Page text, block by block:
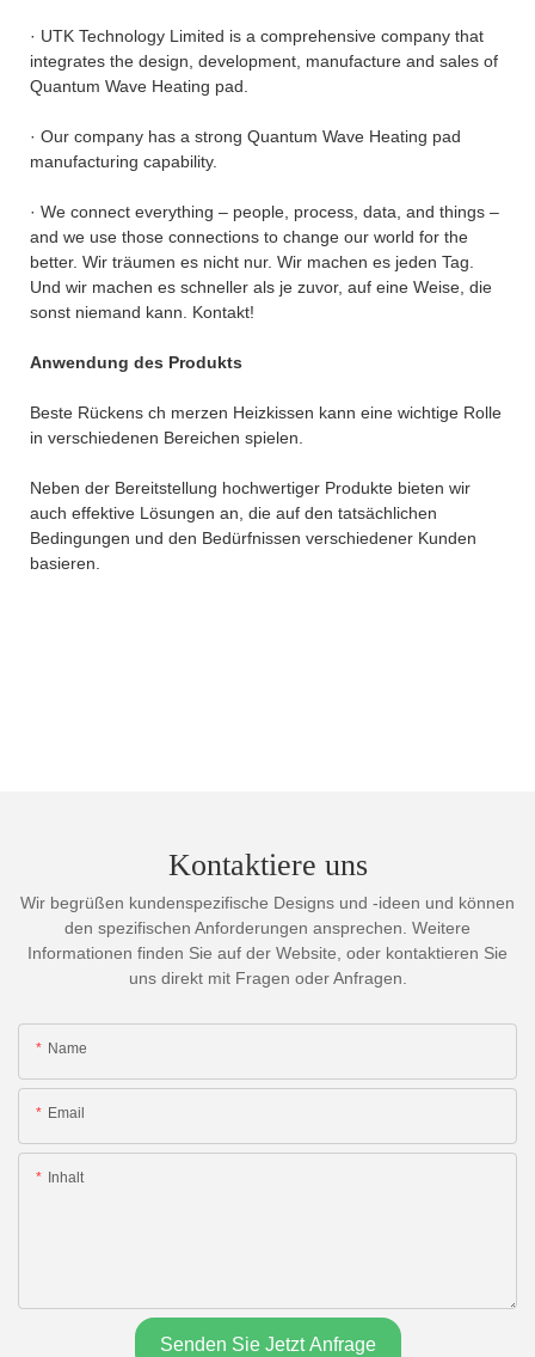
· UTK Technology Limited is a comprehensive company that
integrates the design, development, manufacture and sales of
Quantum Wave Heating pad.
· Our company has a strong Quantum Wave Heating pad
manufacturing capability.
· We connect everything – people, process, data, and things –
and we use those connections to change our world for the
better. Wir träumen es nicht nur. Wir machen es jeden Tag.
Und wir machen es schneller als je zuvor, auf eine Weise, die
sonst niemand kann. Kontakt!
Anwendung des Produkts
Beste Rückens ch merzen Heizkissen kann eine wichtige Rolle
in verschiedenen Bereichen spielen.
Neben der Bereitstellung hochwertiger Produkte bieten wir
auch effektive Lösungen an, die auf den tatsächlichen
Bedingungen und den Bedürfnissen verschiedener Kunden
basieren.
Kontaktiere uns
Wir begrüßen kundenspezifische Designs und -ideen und können
den spezifischen Anforderungen ansprechen. Weitere
Informationen finden Sie auf der Website, oder kontaktieren Sie
uns direkt mit Fragen oder Anfragen.
Name
Email
Inhalt
Senden Sie Jetzt Anfrage